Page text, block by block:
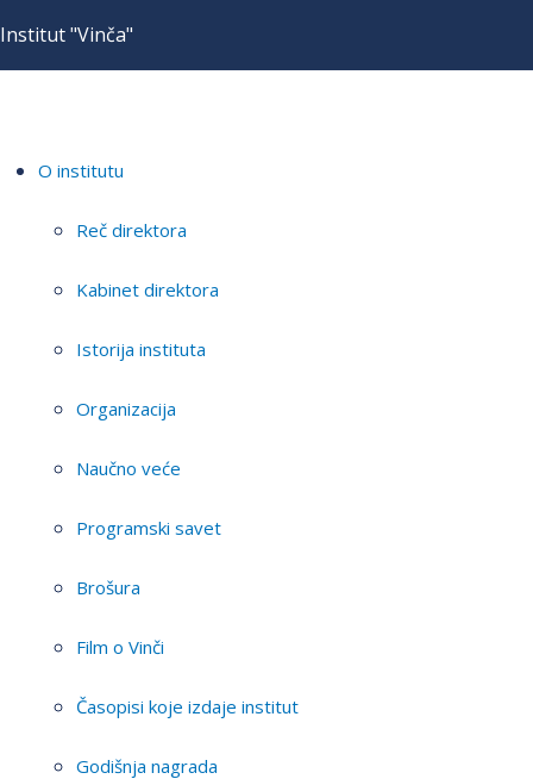
Institut "Vinča"
O institutu
Reč direktora
Kabinet direktora
Istorija instituta
Organizacija
Naučno veće
Programski savet
Brošura
Film o Vinči
Časopisi koje izdaje institut
Godišnja nagrada